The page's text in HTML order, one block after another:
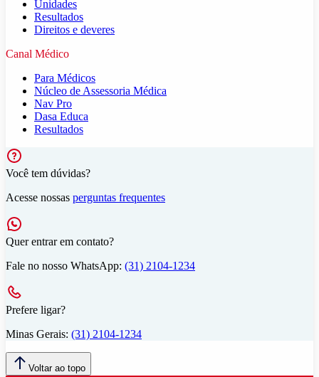
Unidades
Resultados
Direitos e deveres
Canal Médico
Para Médicos
Núcleo de Assessoria Médica
Nav Pro
Dasa Educa
Resultados
Você tem dúvidas?
Acesse nossas perguntas frequentes
Quer entrar em contato?
Fale no nosso WhatsApp: (31) 2104-1234
Prefere ligar?
Minas Gerais: (31) 2104-1234
Voltar ao topo